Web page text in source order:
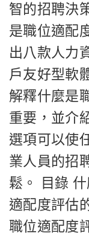
智的招聘決
是職位適配
出八款人力
戶友好型軟
解釋什麼是
重要，並介
選項可以使
業人員的招
鬆。 目錄
適配度評估
職位適配度